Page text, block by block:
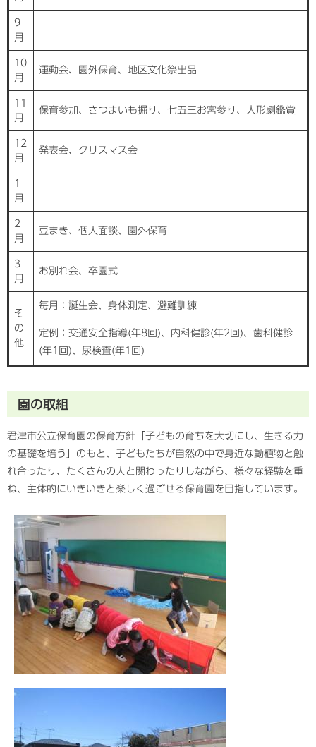
9
月
10
月
運動会、園外保育、地区文化祭出品
11
月
保育参加、さつまいも掘り、七五三お宮参り、人形劇鑑賞
12
月
発表会、クリスマス会
1
月
2
月
豆まき、個人面談、園外保育
3
月
お別れ会、卒園式
そ
の
他
毎月：誕生会、身体測定、避難訓練
定例：交通安全指導(年8回)、内科健診(年2回)、歯科健診
(年1回)、尿検査(年1回)
園の取組
君津市公立保育園の保育方針「子どもの育ちを大切にし、生きる力
の基礎を培う」のもと、子どもたちが自然の中で身近な動植物と触
れ合ったり、たくさんの人と関わったりしながら、様々な経験を重
ね、主体的にいきいきと楽しく過ごせる保育園を目指しています。